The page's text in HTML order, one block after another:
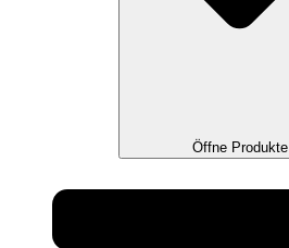
Öffne Produkte